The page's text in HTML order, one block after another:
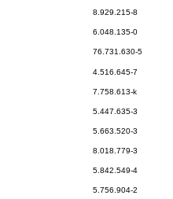
8.929.215-8
6.048.135-0
76.731.630-5
4.516.645-7
7.758.613-k
5.447.635-3
5.663.520-3
8.018.779-3
5.842.549-4
5.756.904-2